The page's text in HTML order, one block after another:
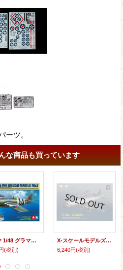
ーツ。
な商品も買っています
タミヤ 1/48 グラマン FM-1 ワイルドキャット／マートレット Mk.V【プラモデル】
(税別)
X-スケールモデルズ 1/144 P-3C オライオン【プラモデル】
6,240円(税別)